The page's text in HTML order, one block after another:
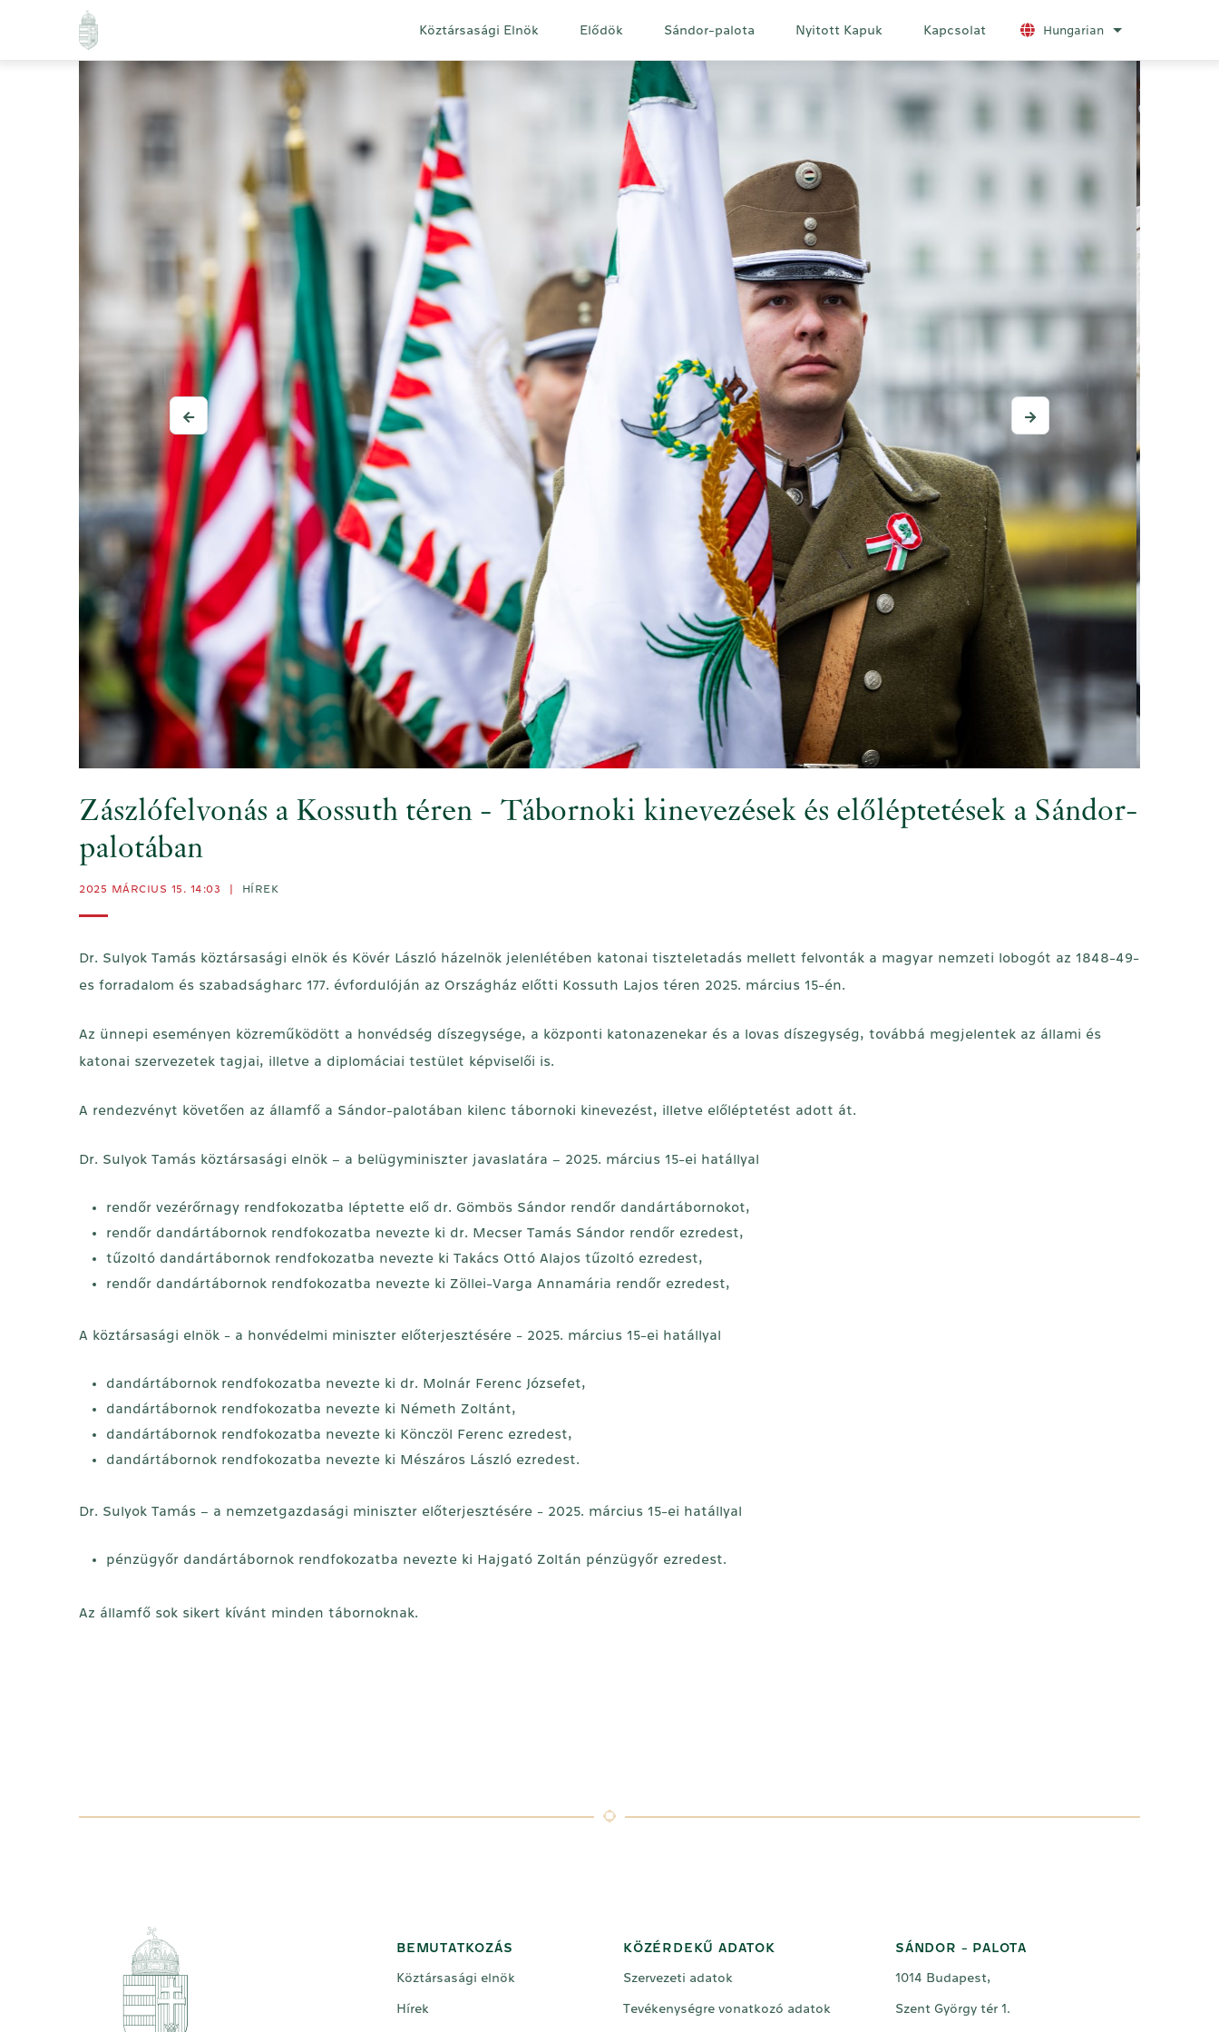
navigáció
Köztársasági Elnök Elődök Sándor-palota Nyitott Kapuk Kapcsolat Hungarian További nyelvek
Zászlófelvonás a Kossuth téren - Tábornoki kinevezések és előléptetések a Sándor-
palotában
2025 MÁRCIUS 15. 14:03 HÍREK
Dr. Sulyok Tamás köztársasági elnök és Kövér László házelnök jelenlétében katonai tiszteletadás mellett felvonták a magyar nemzeti lobogót az 1848-49-
es forradalom és szabadságharc 177. évfordulóján az Országház előtti Kossuth Lajos téren 2025. március 15-én.
Az ünnepi eseményen közreműködött a honvédség díszegysége, a központi katonazenekar és a lovas díszegység, továbbá megjelentek az állami és
katonai szervezetek tagjai, illetve a diplomáciai testület képviselői is.
A rendezvényt követően az államfő a Sándor-palotában kilenc tábornoki kinevezést, illetve előléptetést adott át.
Dr. Sulyok Tamás köztársasági elnök – a belügyminiszter javaslatára – 2025. március 15-ei hatállyal
rendőr vezérőrnagy rendfokozatba léptette elő dr. Gömbös Sándor rendőr dandártábornokot,
rendőr dandártábornok rendfokozatba nevezte ki dr. Mecser Tamás Sándor rendőr ezredest,
tűzoltó dandártábornok rendfokozatba nevezte ki Takács Ottó Alajos tűzoltó ezredest,
rendőr dandártábornok rendfokozatba nevezte ki Zöllei-Varga Annamária rendőr ezredest,
A köztársasági elnök - a honvédelmi miniszter előterjesztésére - 2025. március 15-ei hatállyal
dandártábornok rendfokozatba nevezte ki dr. Molnár Ferenc Józsefet,
dandártábornok rendfokozatba nevezte ki Németh Zoltánt,
dandártábornok rendfokozatba nevezte ki Könczöl Ferenc ezredest,
dandártábornok rendfokozatba nevezte ki Mészáros László ezredest.
Dr. Sulyok Tamás – a nemzetgazdasági miniszter előterjesztésére - 2025. március 15-ei hatállyal
pénzügyőr dandártábornok rendfokozatba nevezte ki Hajgató Zoltán pénzügyőr ezredest.
Az államfő sok sikert kívánt minden tábornoknak.
BEMUTATKOZÁS
Köztársasági elnök
Hírek
KÖZÉRDEKŰ ADATOK
Szervezeti adatok
Tevékenységre vonatkozó adatok
SÁNDOR - PALOTA
1014 Budapest,
Szent György tér 1.